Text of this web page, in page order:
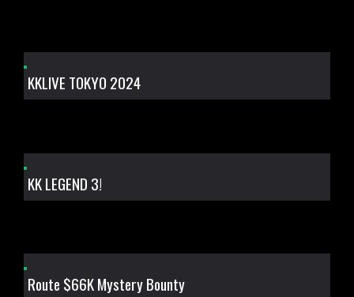
KKLIVE TOKYO 2024
KK LEGEND 3!
Route $66K Mystery Bounty